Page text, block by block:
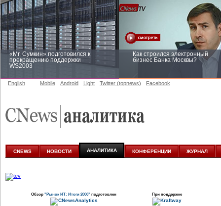
«Mr. Сумкин» подготовился к
прекращению поддержки
WS2003
Как строился электронный
бизнес Банка Москвы?
аналитике
English Mobile Android Light Twitter (topnews) Facebook
CNEWS НОВОСТИ АНАЛИТИКА КОНФЕРЕНЦИИ ЖУРНАЛ
Обзор "Рынок ИТ: Итоги 2006" подготовлен При поддержке